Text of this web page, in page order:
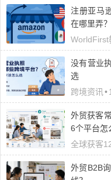
注册亚马
在哪里弄？
WorldFirst
没有营业
选
跨境资讯 •
外贸获客
6个平台怎
全球获客
外贸B2B